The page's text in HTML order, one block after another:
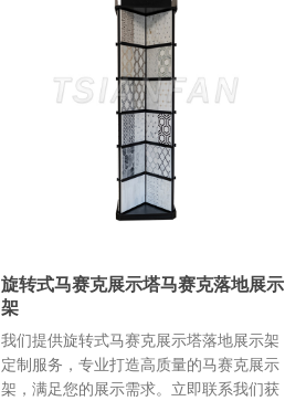
旋转式马赛克展示塔马赛克落地展示
架
我们提供旋转式马赛克展示塔落地展示架
定制服务，专业打造高质量的马赛克展示
架，满足您的展示需求。立即联系我们获